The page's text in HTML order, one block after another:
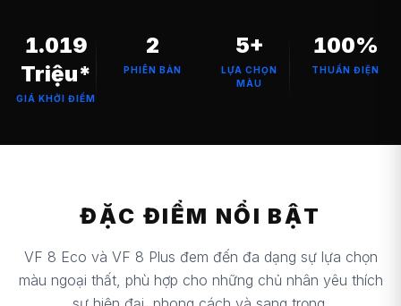
1.019
Triệu*
GIÁ KHỞI ĐIỂM
2
PHIÊN BẢN
5+
LỰA CHỌN
MÀU
100%
THUẦN ĐIỆN
ĐẶC ĐIỂM NỔI BẬT
VF 8 Eco và VF 8 Plus đem đến đa dạng sự lựa chọn
màu ngoại thất, phù hợp cho những chủ nhân yêu thích